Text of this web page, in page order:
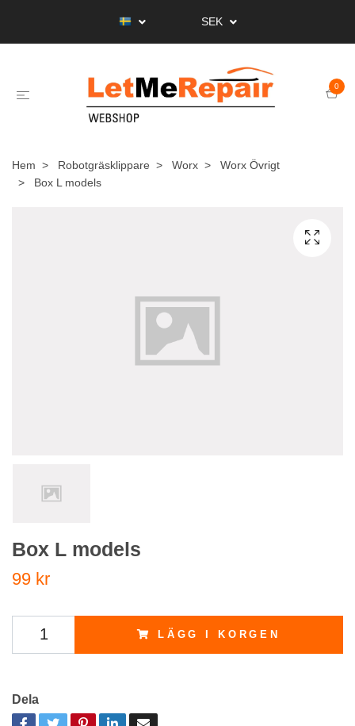
SEK
0
Hem Robotgräsklippare Worx
Worx Övrigt
Box L models
Box L models
99 kr
LÄGG I KORGEN
Dela